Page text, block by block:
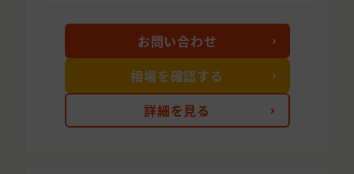
詳細を見る
お問い合わせ
相場を確認する